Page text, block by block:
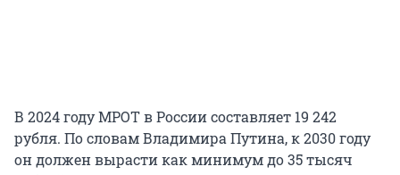
В 2024 году МРОТ в России составляет 19 242
рубля. По словам Владимира Путина, к 2030 году
он должен вырасти как минимум до 35 тысяч